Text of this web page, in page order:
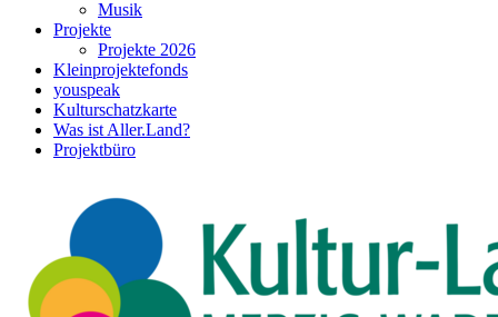
Musik
Projekte
Projekte 2026
Kleinprojektefonds
youspeak
Kulturschatzkarte
Was ist Aller.Land?
Projektbüro